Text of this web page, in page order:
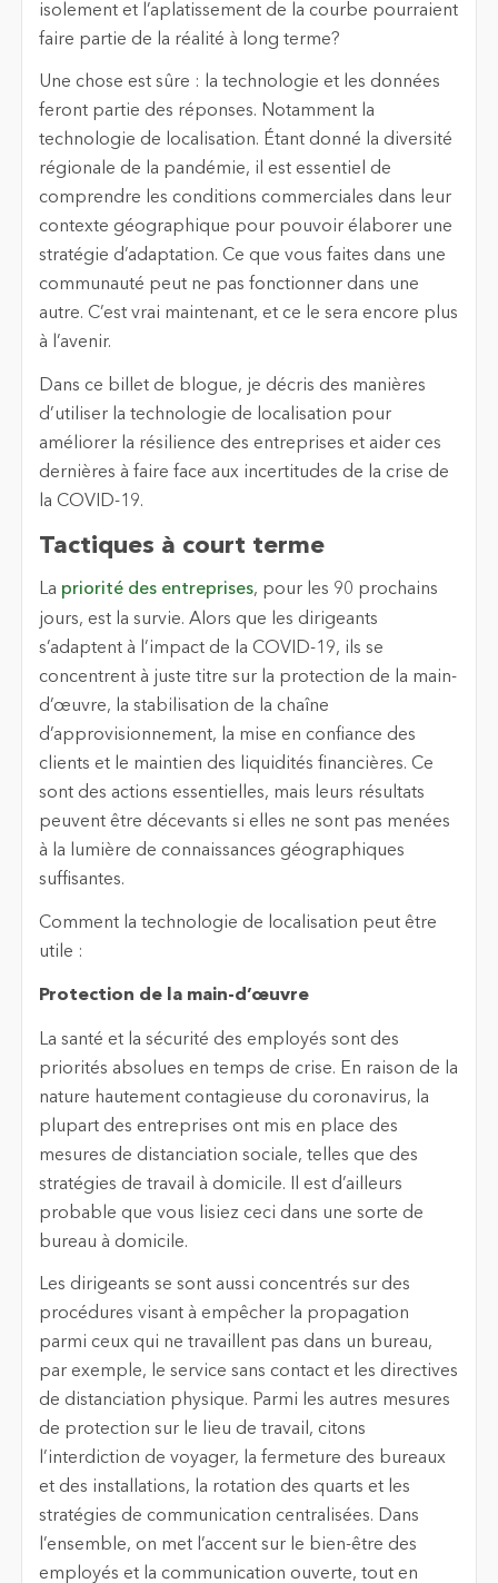
isolement et l’aplatissement de la courbe pourraient
faire partie de la réalité à long terme?
Une chose est sûre : la technologie et les données
feront partie des réponses. Notamment la
technologie de localisation. Étant donné la diversité
régionale de la pandémie, il est essentiel de
comprendre les conditions commerciales dans leur
contexte géographique pour pouvoir élaborer une
stratégie d’adaptation. Ce que vous faites dans une
communauté peut ne pas fonctionner dans une
autre. C’est vrai maintenant, et ce le sera encore plus
à l’avenir.
Dans ce billet de blogue, je décris des manières
d’utiliser la technologie de localisation pour
améliorer la résilience des entreprises et aider ces
dernières à faire face aux incertitudes de la crise de
la COVID-19.
Tactiques à court terme
La priorité des entreprises, pour les 90 prochains
jours, est la survie. Alors que les dirigeants
s’adaptent à l’impact de la COVID-19, ils se
concentrent à juste titre sur la protection de la main-
d’œuvre, la stabilisation de la chaîne
d’approvisionnement, la mise en confiance des
clients et le maintien des liquidités financières. Ce
sont des actions essentielles, mais leurs résultats
peuvent être décevants si elles ne sont pas menées
à la lumière de connaissances géographiques
suffisantes.
Comment la technologie de localisation peut être
utile :
Protection de la main-d’œuvre
La santé et la sécurité des employés sont des
priorités absolues en temps de crise. En raison de la
nature hautement contagieuse du coronavirus, la
plupart des entreprises ont mis en place des
mesures de distanciation sociale, telles que des
stratégies de travail à domicile. Il est d’ailleurs
probable que vous lisiez ceci dans une sorte de
bureau à domicile.
Les dirigeants se sont aussi concentrés sur des
procédures visant à empêcher la propagation
parmi ceux qui ne travaillent pas dans un bureau,
par exemple, le service sans contact et les directives
de distanciation physique. Parmi les autres mesures
de protection sur le lieu de travail, citons
l’interdiction de voyager, la fermeture des bureaux
et des installations, la rotation des quarts et les
stratégies de communication centralisées. Dans
l’ensemble, on met l’accent sur le bien-être des
employés et la communication ouverte, tout en